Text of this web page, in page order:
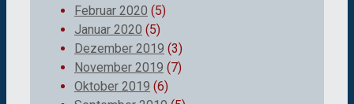
Februar 2020 (5)
Januar 2020 (5)
Dezember 2019 (3)
November 2019 (7)
Oktober 2019 (6)